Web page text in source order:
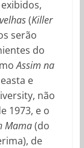
(Killer
serão
do
Assim na
e
não
1973, e o
Mama(do
de